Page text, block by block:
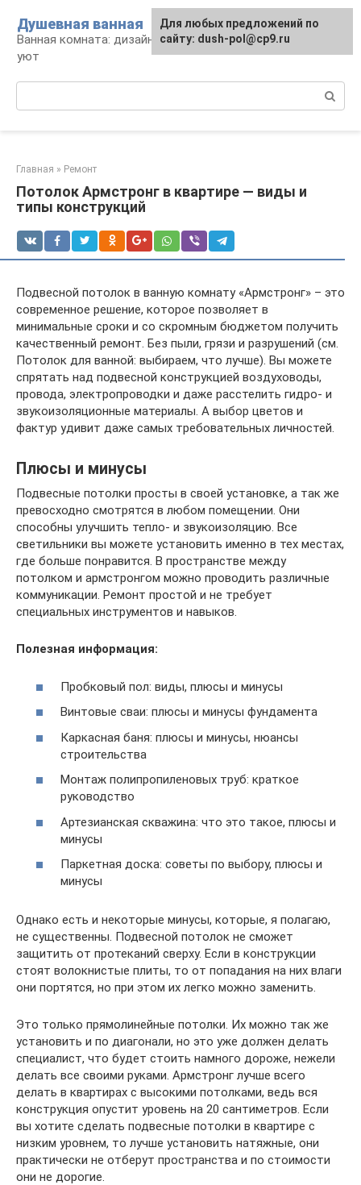
контенту
Душевная ванная
Ванная комната: дизайн, саноборудование,
уют
Главная » Ремонт
Потолок Армстронг в квартире — виды и
типы конструкций
Подвесной потолок в ванную комнату «Армстронг» – это
современное решение, которое позволяет в
минимальные сроки и со скромным бюджетом получить
качественный ремонт. Без пыли, грязи и разрушений (см.
Потолок для ванной: выбираем, что лучше). Вы можете
спрятать над подвесной конструкцией воздуховоды,
провода, электропроводки и даже расстелить гидро- и
звукоизоляционные материалы. А выбор цветов и
фактур удивит даже самых требовательных личностей.
Плюсы и минусы
Подвесные потолки просты в своей установке, а так же
превосходно смотрятся в любом помещении. Они
способны улучшить тепло- и звукоизоляцию. Все
светильники вы можете установить именно в тех местах,
где больше понравится. В пространстве между
потолком и армстронгом можно проводить различные
коммуникации. Ремонт простой и не требует
специальных инструментов и навыков.
Полезная информация:
Пробковый пол: виды, плюсы и минусы
Винтовые сваи: плюсы и минусы фундамента
Каркасная баня: плюсы и минусы, нюансы
строительства
Монтаж полипропиленовых труб: краткое
руководство
Артезианская скважина: что это такое, плюсы и
минусы
Паркетная доска: советы по выбору, плюсы и
минусы
Однако есть и некоторые минусы, которые, я полагаю,
не существенны. Подвесной потолок не сможет
защитить от протеканий сверху. Если в конструкции
стоят волокнистые плиты, то от попадания на них влаги
они портятся, но при этом их легко можно заменить.
Это только прямолинейные потолки. Их можно так же
установить и по диагонали, но это уже должен делать
специалист, что будет стоить намного дороже, нежели
делать все своими руками. Армстронг лучше всего
делать в квартирах с высокими потолками, ведь вся
конструкция опустит уровень на 20 сантиметров. Если
вы хотите сделать подвесные потолки в квартире с
низким уровнем, то лучше установить натяжные, они
практически не отберут пространства и по стоимости
они не дорогие.
Для любых предложений по
сайту: dush-pol@cp9.ru